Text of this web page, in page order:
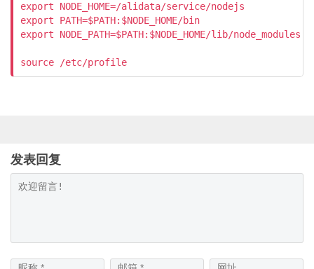
export NODE_HOME=/alidata/service/nodejs
export PATH=$PATH:$NODE_HOME/bin
export NODE_PATH=$PATH:$NODE_HOME/lib/node_modules
发表回复